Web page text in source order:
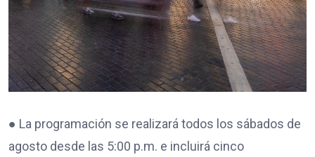
● La programación se realizará todos los sábados de
agosto desde las 5:00 p.m. e incluirá cinco